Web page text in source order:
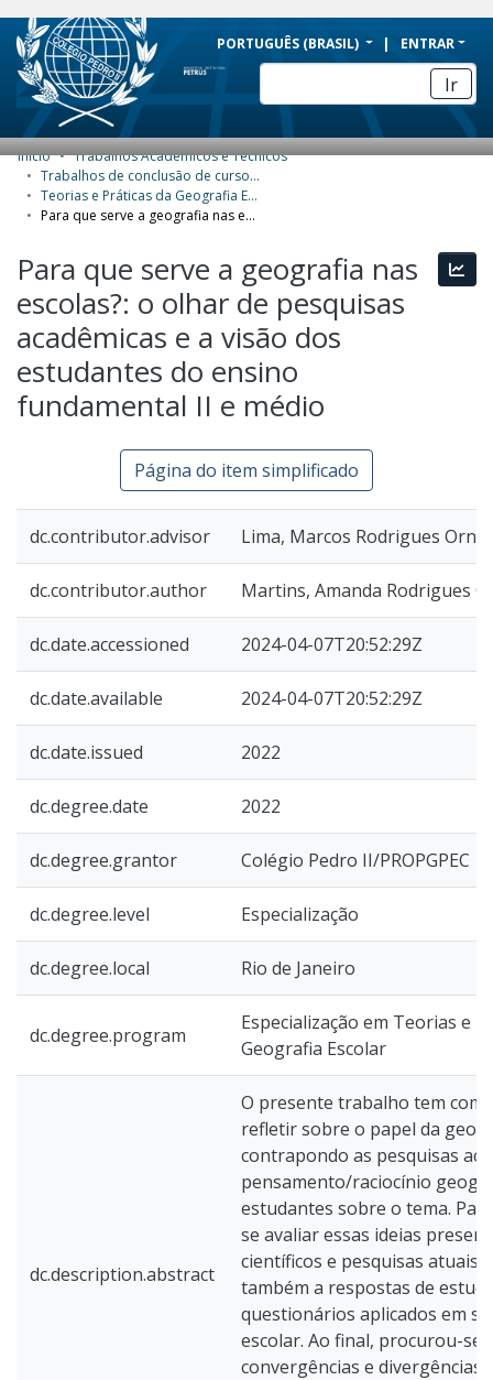
BRAZIL
Simplifique!
Comunica BR
Participe
Acesso à informação
Legislação
PORTUGUÊS (BRASIL) ENTRAR
Ir
COMUNIDADES E COLEÇÕES
NAVEGAR
ESTATÍSTICAS
SOBRE
Início
Trabalhos Acadêmicos e Técnicos
Trabalhos de conclusão de curso de Especialização
Teorias e Práticas da Geografia Escolar
Para que serve a geografia nas escolas?: o olhar de pesquisas acadêmicas e a visão dos estudantes do ensino fundamental II e médio
Para que serve a geografia nas
escolas?: o olhar de pesquisas
acadêmicas e a visão dos
estudantes do ensino
fundamental II e médio
Página do item simplificado
dc.contributor.advisor Lima, Marcos Rodrigues
dc.contributor.author Martins, Amanda Rodrigues
dc.date.accessioned 2024-04-07T20:52:29Z
dc.date.available 2024-04-07T20:52:29Z
dc.date.issued 2022
dc.degree.date 2022
dc.degree.grantor Colégio Pedro II/PROPGPEC
dc.degree.level Especialização
dc.degree.local Rio de Janeiro
dc.degree.program
Especialização em Teorias e
Geografia Escolar
dc.description.abstract
O presente trabalho tem
refletir sobre o papel da
contrapondo as pesquisas
pensamento/raciocínio
estudantes sobre o tema.
se avaliar essas ideias
científicos e pesquisas atuais
também a respostas de
questionários aplicados em
escolar. Ao final, procurou-se
convergências e divergências